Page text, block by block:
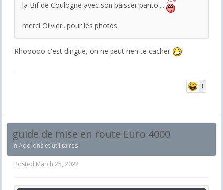
la Bif de Coulogne avec son baisser panto.....
merci Olivier...pour les photos
Rhooooo c'est dingue, on ne peut rien te cacher
1
guide de mise en route Euro 4000
in Add-ons et utilitaires
Posted March 25, 2022